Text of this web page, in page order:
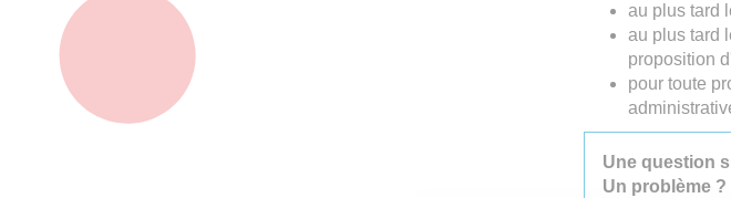
au plus tard
au plus tard
proposition
pour toute
Une question
Un problème ?